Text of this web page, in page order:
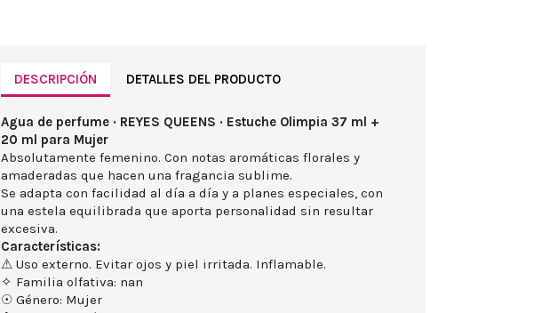
DESCRIPCIÓN DETALLES DEL PRODUCTO
Agua de perfume · REYES QUEENS · Estuche Olimpia 37 ml +
20 ml para Mujer
Absolutamente femenino. Con notas aromáticas florales y
amaderadas que hacen una fragancia sublime.
Se adapta con facilidad al día a día y a planes especiales, con
una estela equilibrada que aporta personalidad sin resultar
excesiva.
Características:
⚠ Uso externo. Evitar ojos y piel irritada. Inflamable.
✧ Familia olfativa: nan
☉ Género: Mujer